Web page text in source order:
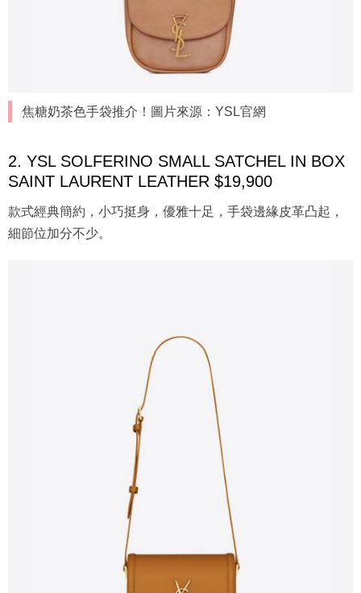
焦糖奶茶色手袋推介！圖片來源：YSL官網
2. YSL SOLFERINO SMALL SATCHEL IN BOX
SAINT LAURENT LEATHER $19,900
款式經典簡約，小巧挺身，優雅十足，手袋邊緣皮革凸起，
細節位加分不少。